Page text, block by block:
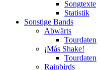
Songtexte
Statistik
Sonstige Bands
Abwärts
Tourdaten
¡Más Shake!
Tourdaten
Rainbirds